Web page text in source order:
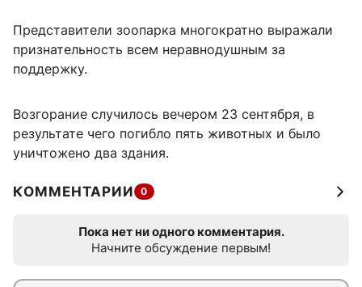
Представители зоопарка многократно выражали
признательность всем неравнодушным за
поддержку.
Возгорание случилось вечером 23 сентября, в
результате чего погибло пять животных и было
уничтожено два здания.
КОММЕНТАРИИ 0
Пока нет ни одного комментария.
Начните обсуждение первым!